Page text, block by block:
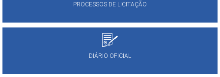
PROCESSOS DE LICITAÇÃO
DIÁRIO OFICIAL